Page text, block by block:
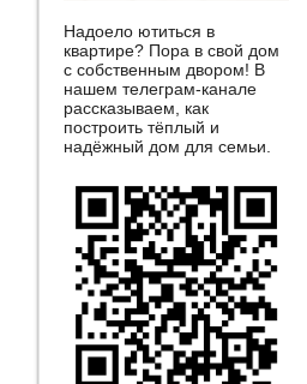
Надоело ютиться в
квартире? Пора в свой дом
с собственным двором! В
нашем телеграм-канале
рассказываем, как
построить тёплый и
надёжный дом для семьи.